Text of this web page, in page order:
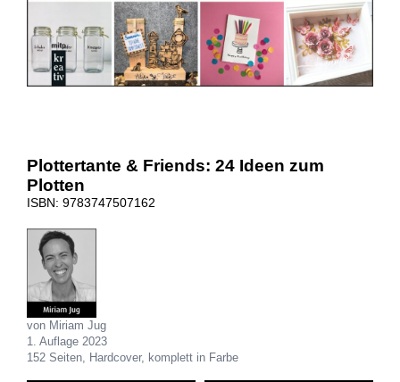
Plottertante & Friends: 24 Ideen zum
Plotten
ISBN: 9783747507162
von Miriam Jug
1. Auflage 2023
152 Seiten, Hardcover, komplett in Farbe